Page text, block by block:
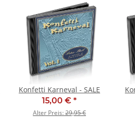
Konfetti Karneval - SALE
15,00 € *
Alter Preis:29,95 €